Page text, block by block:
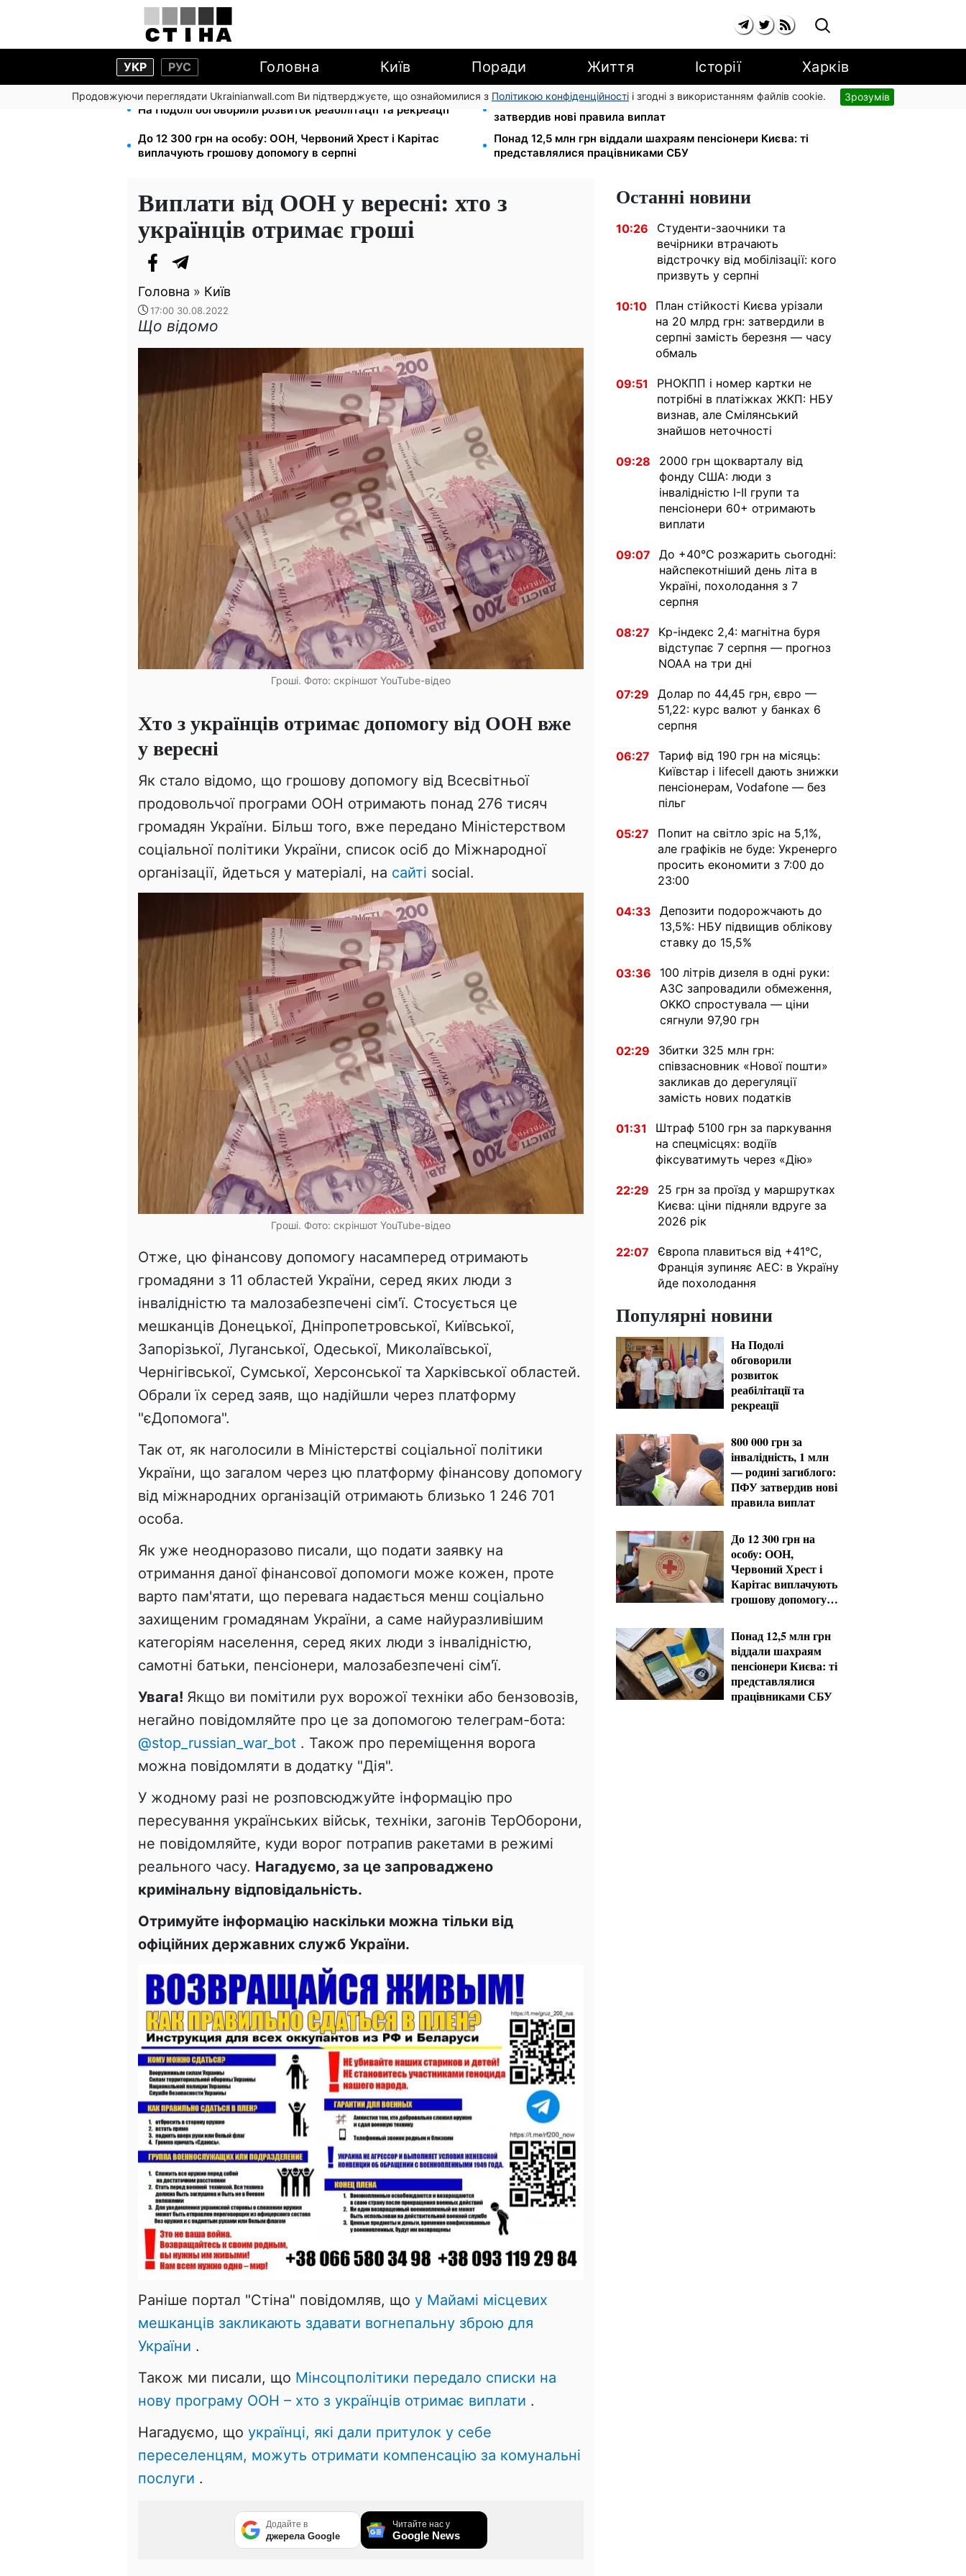
УКР РУС Головна Київ Поради Життя Історії Харків
Продовжуючи переглядати Ukrainianwall.com Ви підтверджуєте, що ознайомилися з Політикою конфіденційності і згодні з використанням файлів cookie. Зрозумів
На Подолі обговорили розвиток реабілітації та рекреації
800 000 грн за інвалідність, 1 млн — родині загиблого: ПФУ
затвердив нові правила виплат
До 12 300 грн на особу: ООН, Червоний Хрест і Карітас
виплачують грошову допомогу в серпні
Понад 12,5 млн грн віддали шахраям пенсіонери Києва: ті
представлялися працівниками СБУ
Виплати від ООН у вересні: хто з
українців отримає гроші
Головна » Київ
17:00 30.08.2022
Що відомо
Гроші. Фото: скріншот YouTube-відео
Хто з українців отримає допомогу від ООН вже
у вересні
Як стало відомо, що грошову допомогу від Всесвітньої
продовольчої програми ООН отримають понад 276 тисяч
громадян України. Більш того, вже передано Міністерством
соціальної політики України, список осіб до Міжнародної
організації, йдеться у матеріалі, на сайті social.
Гроші. Фото: скріншот YouTube-відео
Отже, цю фінансову допомогу насамперед отримають
громадяни з 11 областей України, серед яких люди з
інвалідністю та малозабезпечені сім'ї. Стосується це
мешканців Донецької, Дніпропетровської, Київської,
Запорізької, Луганської, Одеської, Миколаївської,
Чернігівської, Сумської, Херсонської та Харківської областей.
Обрали їх серед заяв, що надійшли через платформу
"єДопомога".
Так от, як наголосили в Міністерстві соціальної політики
України, що загалом через цю платформу фінансову допомогу
від міжнародних організацій отримають близько 1 246 701
особа.
Як уже неодноразово писали, що подати заявку на
отримання даної фінансової допомоги може кожен, проте
варто пам'ятати, що перевага надається менш соціально
захищеним громадянам України, а саме найуразливішим
категоріям населення, серед яких люди з інвалідністю,
самотні батьки, пенсіонери, малозабезпечені сім'ї.
Увага! Якщо ви помітили рух ворожої техніки або бензовозів,
негайно повідомляйте про це за допомогою телеграм-бота:
@stop_russian_war_bot . Також про переміщення ворога
можна повідомляти в додатку "Дія".
У жодному разі не розповсюджуйте інформацію про
пересування українських військ, техніки, загонів ТерОборони,
не повідомляйте, куди ворог потрапив ракетами в режимі
реального часу. Нагадуємо, за це запроваджено
кримінальну відповідальність.
Отримуйте інформацію наскільки можна тільки від
офіційних державних служб України.
Раніше портал "Стіна" повідомляв, що у Майамі місцевих
мешканців закликають здавати вогнепальну зброю для
України .
Також ми писали, що Мінсоцполітики передало списки на
нову програму ООН – хто з українців отримає виплати .
Нагадуємо, що українці, які дали притулок у себе
переселенцям, можуть отримати компенсацію за комунальні
послуги .
Додайте в
джерела Google
Читайте нас у
Google News
Останні новини
10:26
Студенти-заочники та
вечірники втрачають
відстрочку від мобілізації: кого
призвуть у серпні
10:10
План стійкості Києва урізали
на 20 млрд грн: затвердили в
серпні замість березня — часу
обмаль
09:51
РНОКПП і номер картки не
потрібні в платіжках ЖКП: НБУ
визнав, але Смілянський
знайшов неточності
09:28
2000 грн щокварталу від
фонду США: люди з
інвалідністю I-II групи та
пенсіонери 60+ отримають
виплати
09:07
До +40°С розжарить сьогодні:
найспекотніший день літа в
Україні, похолодання з 7
серпня
08:27
Kp-індекс 2,4: магнітна буря
відступає 7 серпня — прогноз
NOAA на три дні
07:29
Долар по 44,45 грн, євро —
51,22: курс валют у банках 6
серпня
06:27
Тариф від 190 грн на місяць:
Київстар і lifecell дають знижки
пенсіонерам, Vodafone — без
пільг
05:27
Попит на світло зріс на 5,1%,
але графіків не буде: Укренерго
просить економити з 7:00 до
23:00
04:33
Депозити подорожчають до
13,5%: НБУ підвищив облікову
ставку до 15,5%
03:36
100 літрів дизеля в одні руки:
АЗС запровадили обмеження,
OKKO спростувала — ціни
сягнули 97,90 грн
02:29
Збитки 325 млн грн:
співзасновник «Нової пошти»
закликав до дерегуляції
замість нових податків
01:31
Штраф 5100 грн за паркування
на спецмісцях: водіїв
фіксуватимуть через «Дію»
22:29
25 грн за проїзд у маршрутках
Києва: ціни підняли вдруге за
2026 рік
22:07
Європа плавиться від +41°C,
Франція зупиняє АЕС: в Україну
йде похолодання
Популярні новини
На Подолі
обговорили
розвиток
реабілітації та
рекреації
800 000 грн за
інвалідність, 1 млн
— родині загиблого:
ПФУ затвердив нові
правила виплат
До 12 300 грн на
особу: ООН,
Червоний Хрест і
Карітас виплачують
грошову допомогу в
Понад 12,5 млн грн
віддали шахраям
пенсіонери Києва: ті
представлялися
працівниками СБУ